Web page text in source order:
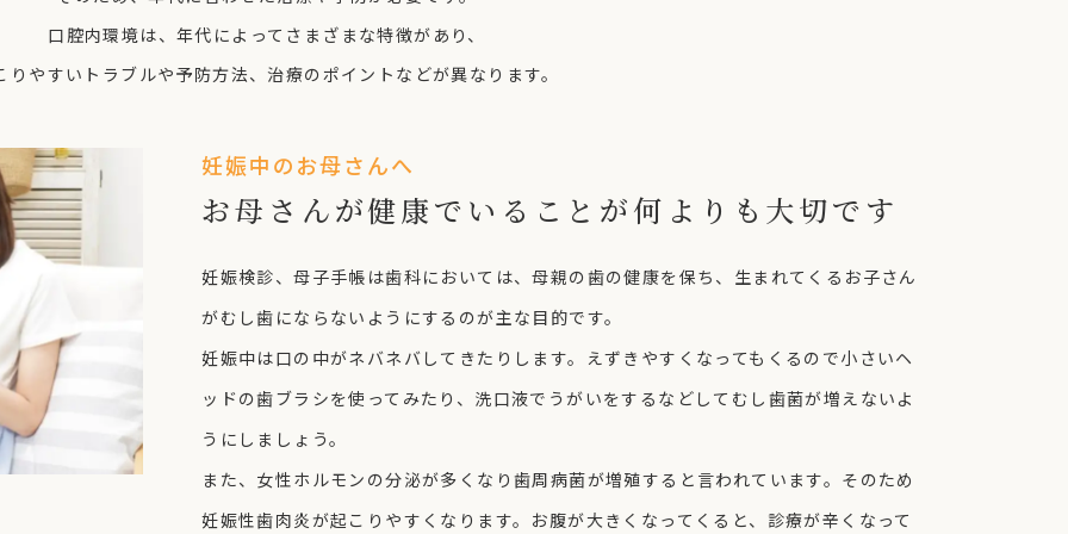
口腔内環境は、年代によってさまざまな特徴があり、
りやすいトラブルや予防方法、治療のポイントなどが異なります。
妊娠中のお母さんへ
お母さんが健康でいることが何よりも大切です
妊娠検診、母子手帳は歯科においては、母親の歯の健康を保ち、生まれてくるお子さん
がむし歯にならないようにするのが主な目的です。
妊娠中は口の中がネバネバしてきたりします。えずきやすくなってもくるので小さいヘ
ッドの歯ブラシを使ってみたり、洗口液でうがいをするなどしてむし歯菌が増えないよ
うにしましょう。
また、女性ホルモンの分泌が多くなり歯周病菌が増殖すると言われています。そのため
妊娠性歯肉炎が起こりやすくなります。お腹が大きくなってくると、診療が辛くなって